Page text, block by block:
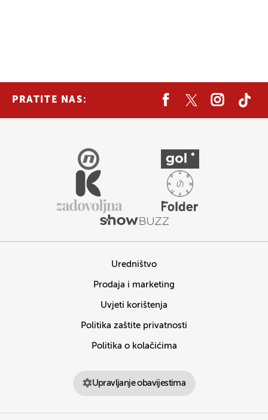
PRATITE NAS:
Uredništvo
Prodaja i marketing
Uvjeti korištenja
Politika zaštite privatnosti
Politika o kolačićima
Upravljanje obavijestima